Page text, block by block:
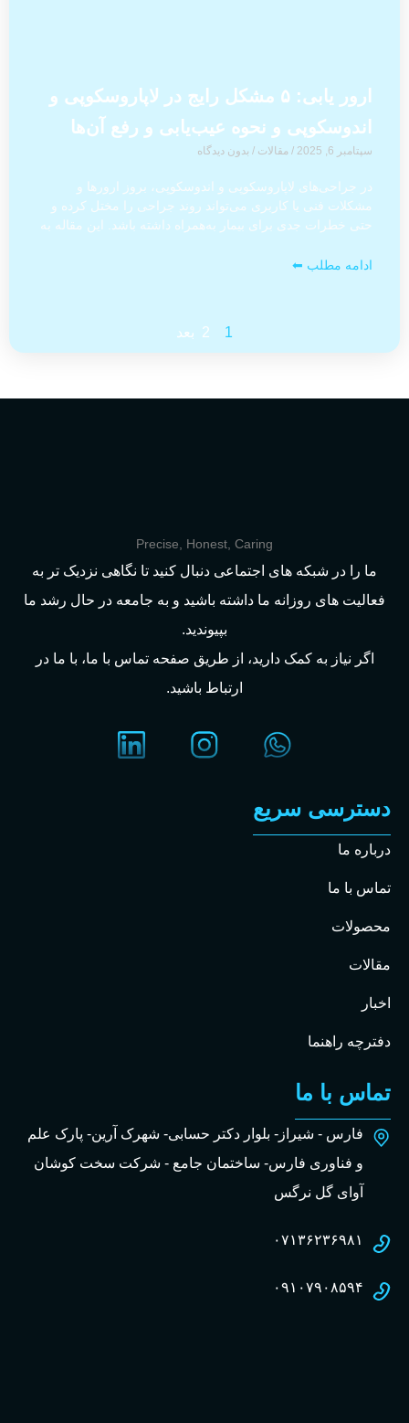
ارور یابی: ۵ مشکل رایج در لاپاروسکوپی و
اندوسکوپی و نحوه عیب‌یابی و رفع آن‌ها
سپتامبر 6, 2025 / مقالات / بدون دیدگاه
در جراحی‌های لاپاروسکوپی و اندوسکوپی، بروز ارورها و
مشکلات فنی یا کاربری می‌تواند روند جراحی را مختل کرده و
حتی خطرات جدی برای بیمار به‌همراه داشته باشد. این مقاله به
ادامه مطلب ⬅
1
2 بعد
Precise, Honest, Caring
ما را در شبکه های اجتماعی دنبال کنید تا نگاهی نزدیک تر به
فعالیت های روزانه ما داشته باشید و به جامعه در حال رشد ما
بپیوندید.
اگر نیاز به کمک دارید، از طریق صفحه تماس با ما، با ما در
ارتباط باشید.
دسترسی سریع
درباره ما
تماس با ما
محصولات
مقالات
اخبار
دفترچه راهنما
تماس با ما
فارس - شیراز- بلوار دکتر حسابی- شهرک آرین- پارک علم
و فناوری فارس- ساختمان جامع - شرکت سخت کوشان
آوای گل نرگس
۰۷۱۳۶۲۳۶۹۸۱
۰۹۱۰۷۹۰۸۵۹۴